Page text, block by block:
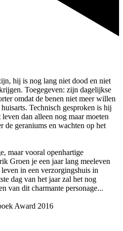
hij is nog lang niet dood en niet
Toegegeven: zijn dagelijkse
omdat de benen niet meer willen
Technisch gesproken is hij
dan alleen nog maar moeten
de geraniums en wachten op het
maar vooral openhartige
Groen je een jaar lang meeleven
in een verzorgingshuis in
dag van het jaar zal het nog
van dit charmante personage...
Award 2016